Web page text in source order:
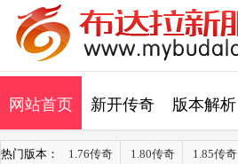
网站首页 新开传奇 版本解析
热门版本： 1.76传奇 1.80传奇 1.85传奇